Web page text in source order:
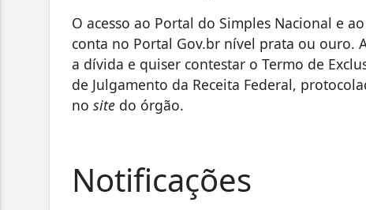
O acesso ao Portal do Simples Nacional e
conta no Portal Gov.br nível prata ou ouro.
a dívida e quiser contestar o Termo de
de Julgamento da Receita Federal,
nosite do órgão.
Notificações